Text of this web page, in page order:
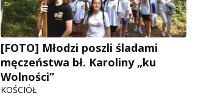
[FOTO] Młodzi poszli śladami
męczeństwa bł. Karoliny „ku
Wolności”
KOŚCIÓŁ